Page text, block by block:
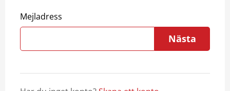
Mejladress
Nästa